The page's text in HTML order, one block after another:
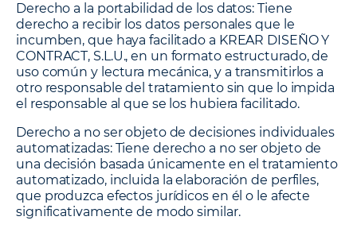
Derecho a la portabilidad de los datos: Tiene
derecho a recibir los datos personales que le
incumben, que haya facilitado a KREAR DISEÑO Y
CONTRACT, S.L.U., en un formato estructurado, de
uso común y lectura mecánica, y a transmitirlos a
otro responsable del tratamiento sin que lo impida
el responsable al que se los hubiera facilitado.
Derecho a no ser objeto de decisiones individuales
automatizadas:Tiene derecho a no ser objeto de
una decisión basada únicamente en el tratamiento
automatizado, incluida la elaboración de perfiles,
que produzca efectos jurídicos en él o le afecte
significativamente de modo similar.